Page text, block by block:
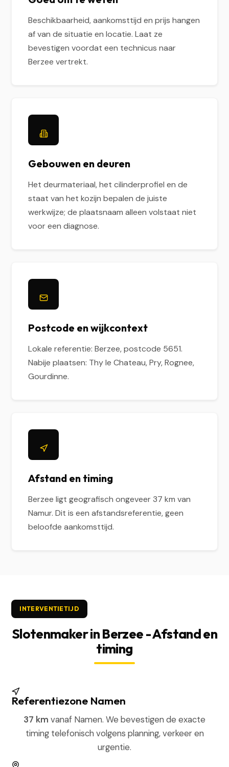
Beschikbaarheid, aankomsttijd en prijs hangen
af van de situatie en locatie. Laat ze
bevestigen voordat een technicus naar
Berzee vertrekt.
Gebouwen en deuren
Het deurmateriaal, het cilinderprofiel en de
staat van het kozijn bepalen de juiste
werkwijze; de plaatsnaam alleen volstaat niet
voor een diagnose.
Postcode en wijkcontext
Lokale referentie: Berzee, postcode 5651.
Nabije plaatsen: Thy le Chateau, Pry, Rognee,
Gourdinne.
Afstand en timing
Berzee ligt geografisch ongeveer 37 km van
Namur. Dit is een afstandsreferentie, geen
beloofde aankomsttijd.
INTERVENTIETIJD
Slotenmaker in Berzee - Afstand en
timing
Referentiezone Namen
37 km vanaf Namen. We bevestigen de exacte
timing telefonisch volgens planning, verkeer en
urgentie.